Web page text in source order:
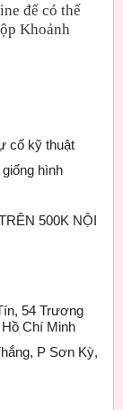
để có thể
Khoảnh
cố kỹ thuật
hình
500K NỘI
54 Trương
Chí Minh
P Sơn Kỳ,